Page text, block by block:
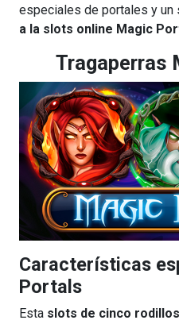
especiales de portales y un
a la slots online Magic
Tragaperras
Características
Portals
Esta slots de cinco rodillos